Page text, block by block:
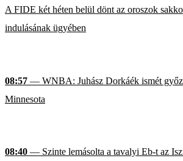
A FIDE két héten belül dönt az oroszok
indulásának ügyében
08:57 — WNBA: Juhász Dorkáék ismét
Minnesota
08:40 — Szinte lemásolta a tavalyi Eb-t az